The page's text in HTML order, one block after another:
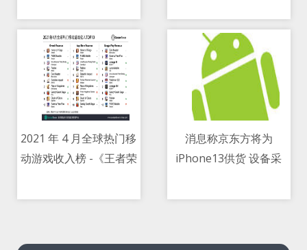
密货币
2021 年 4 月全球热门移
动游戏收入榜 -《王者荣
登顶
消息称京东方将为
iPhone13供货 设备采